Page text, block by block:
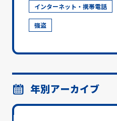
インターネット・携帯電話
強盗
年別アーカイブ